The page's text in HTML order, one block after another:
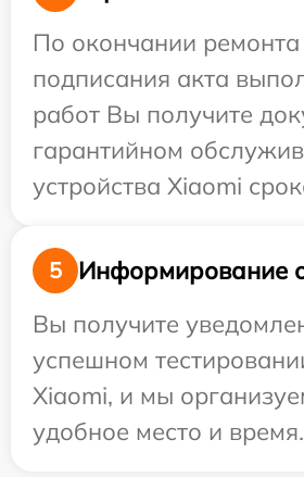
По окончании ремонта
подписания акта
работ Вы получите
гарантийном
устройства Xiaomi
5
Информирование
Вы получите
успешном
Xiaomi, и мы
удобное место и время.